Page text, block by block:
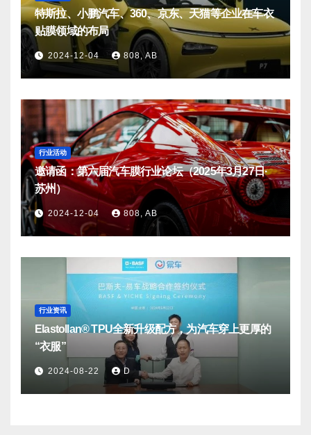
特斯拉、小鹏汽车、360、京东、天猫等企业在车衣
贴膜领域的布局
2024-12-04 808, AB
行业活动
邀请函：第六届汽车膜行业论坛（2025年3月27日·
苏州）
2024-12-04 808, AB
行业资讯
Elastollan® TPU全新升级配方，为汽车穿上更厚的
“衣服”
2024-08-22 D